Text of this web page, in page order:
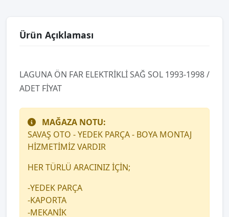
Ürün Açıklaması
LAGUNA ÖN FAR ELEKTRİKLİ SAĞ SOL 1993-1998 /
ADET FİYAT
MAĞAZA NOTU:
SAVAŞ OTO - YEDEK PARÇA - BOYA MONTAJ
HİZMETİMİZ VARDIR
HER TÜRLÜ ARACINIZ İÇİN;
-YEDEK PARÇA
-KAPORTA
-MEKANİK